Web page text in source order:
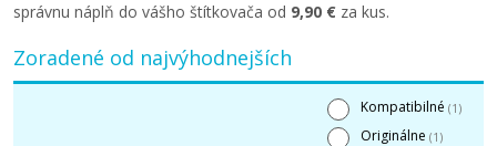
správnu náplň do vášho štítkovača od 9,90 € za kus.
Zoradené od najvýhodnejších
Kompatibilné (1)
Originálne (1)